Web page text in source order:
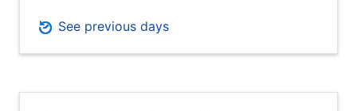
See previous days